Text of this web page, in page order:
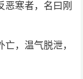
恶寒者，名曰刚
，温气脱泄，